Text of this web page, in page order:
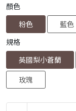
顏色
粉色
藍色
規格
英國梨小蒼蘭
玫瑰